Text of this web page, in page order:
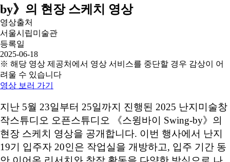
by》의 현장 스케치 영상
영상출처
서울시립미술관
등록일
2025-06-18
※ 해당 영상 제공처에서 영상 서비스를 중단할 경우 감상이 어
려울 수 있습니다
영상 보러 가기
지난 5월 23일부터 25일까지 진행된 2025 난지미술창
작스튜디오 오픈스튜디오 《스윙바이 Swing-by》의
현장 스케치 영상을 공개합니다. 이번 행사에서 난지
19기 입주자 20인은 작업실을 개방하고, 입주 기간 동